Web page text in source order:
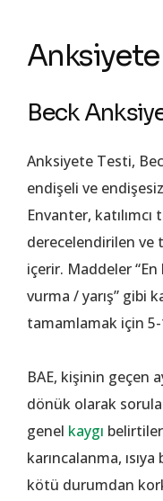
Anksiyete
Beck
Anksiyete Testi,
endişeli ve
Envanter, katılımcı
derecelendirilen ve
içerir. Maddeler
vurma / yarış” gibi
tamamlamak için
BAE, kişinin geçen
dönük olarak
genel kaygı
karıncalanma,
kötü durumdan